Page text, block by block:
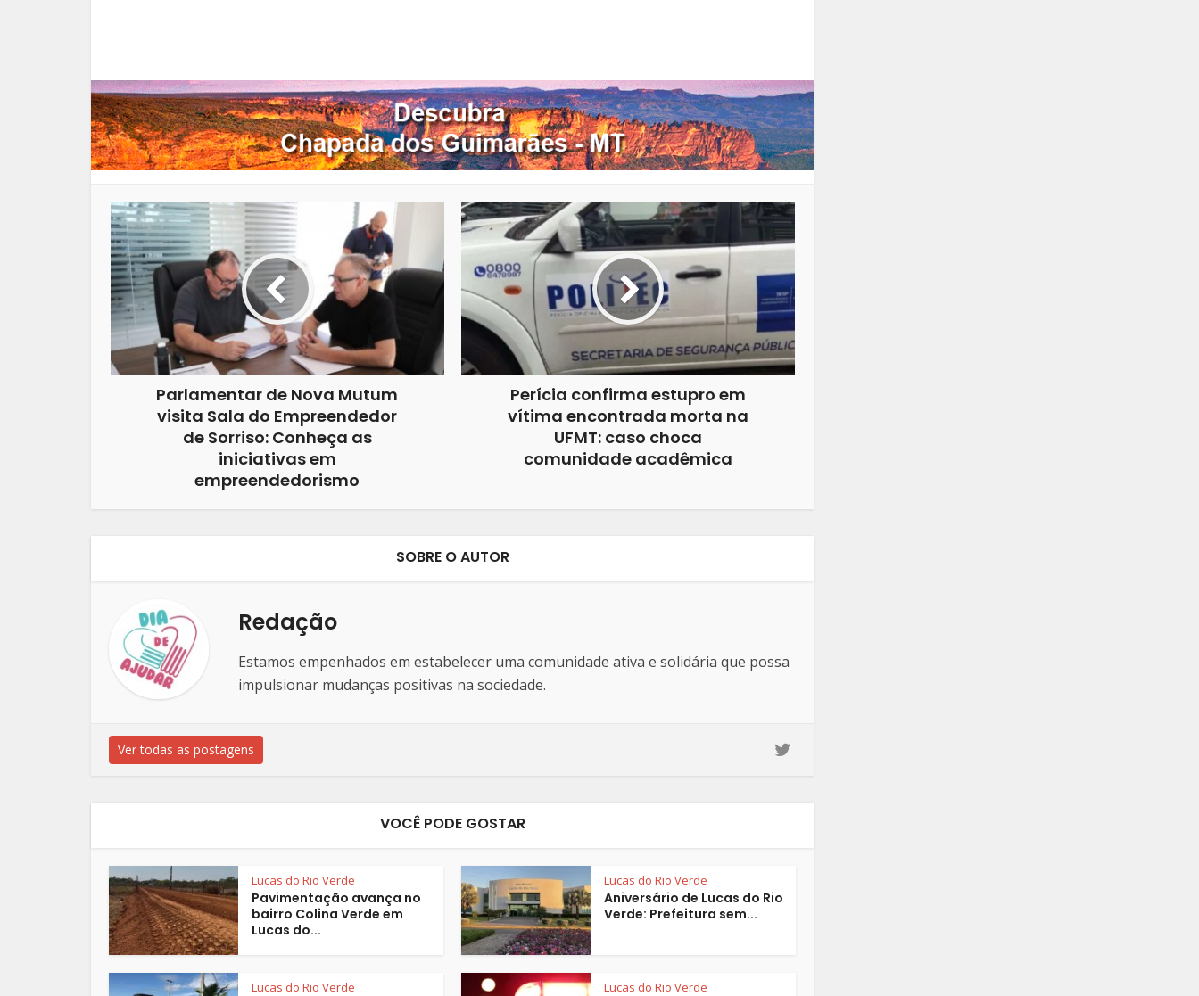
Parlamentar de Nova Mutum
visita Sala do Empreendedor
de Sorriso: Conheça as
iniciativas em
empreendedorismo
Perícia confirma estupro em
vítima encontrada morta na
UFMT: caso choca
comunidade acadêmica
SOBRE O AUTOR
Redação
Estamos empenhados em estabelecer uma comunidade ativa e solidária que possa
impulsionar mudanças positivas na sociedade.
Ver todas as postagens
VOCÊ PODE GOSTAR
Lucas do Rio Verde
Pavimentação avança no
bairro Colina Verde em
Lucas do...
Lucas do Rio Verde
Aniversário de Lucas do Rio
Verde: Prefeitura sem...
Lucas do Rio Verde Lucas do Rio Verde